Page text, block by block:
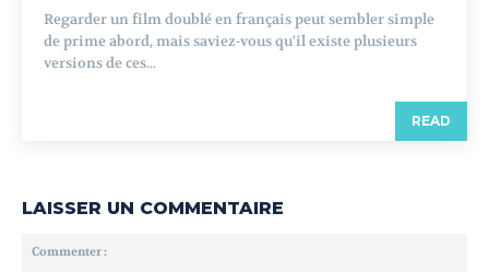
Regarder un film doublé en français peut sembler simple
de prime abord, mais saviez-vous qu'il existe plusieurs
versions de ces...
READ
LAISSER UN COMMENTAIRE